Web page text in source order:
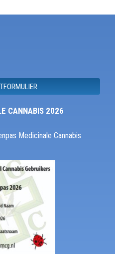
CANNABIS 2026
Medicinale Cannabis